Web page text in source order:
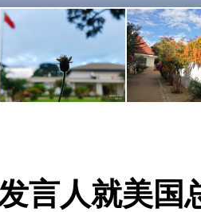
言人就美国